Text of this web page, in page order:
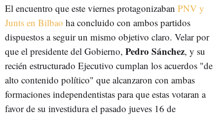
El encuentro que este viernes protagonizaban PNV y
Junts en Bilbao ha concluido con ambos partidos
dispuestos a seguir un mismo objetivo claro. Velar por
que el presidente del Gobierno, Pedro Sánchez, y su
recién estructurado Ejecutivo cumplan los acuerdos "de
alto contenido político" que alcanzaron con ambas
formaciones independentistas para que estas votaran a
favor de su investidura el pasado jueves 16 de